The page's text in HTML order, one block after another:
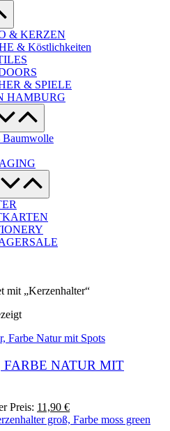
& KERZEN
& Köstlichkeiten
& SPIELE
HAMBURG
Baumwolle
Menü-
Schalter
mit „Kerzenhalter“
Nach
sortiert
NATUR MIT
Preis: 11,90 €Aktueller
Preis